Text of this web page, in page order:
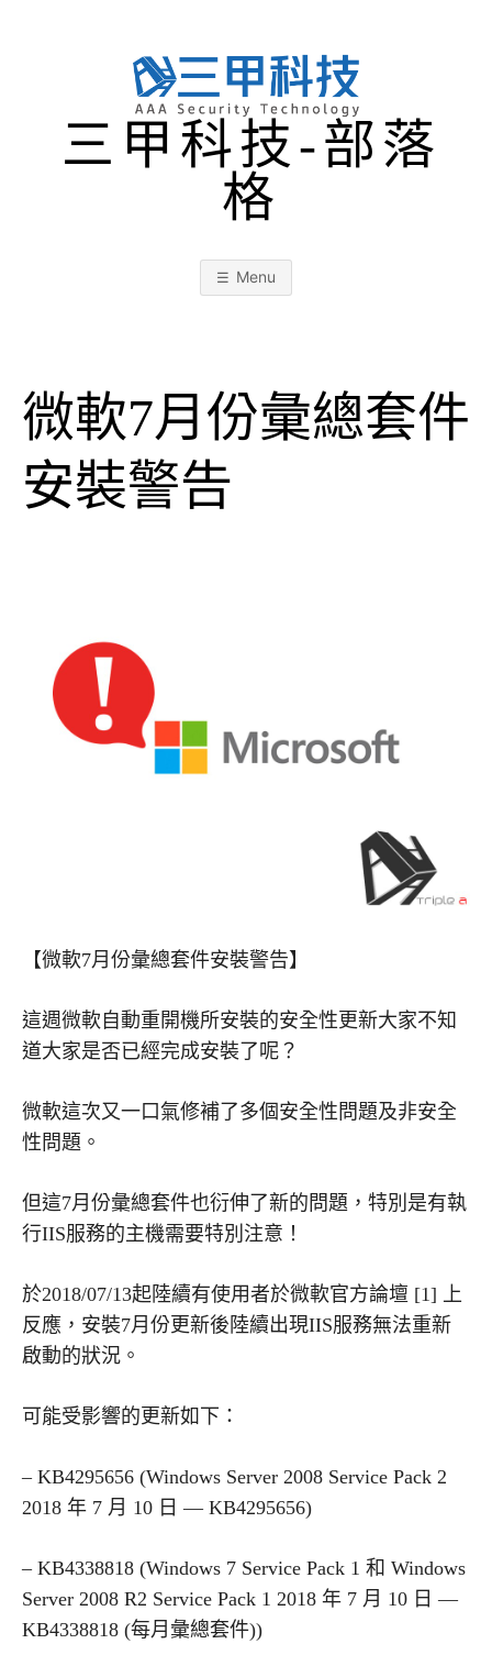
三甲科技-部落
格
Menu
微軟7月份彙總套件
安裝警告
【微軟7月份彙總套件安裝警告】
這週微軟自動重開機所安裝的安全性更新大家不知
道大家是否已經完成安裝了呢？
微軟這次又一口氣修補了多個安全性問題及非安全
性問題。
但這7月份彙總套件也衍伸了新的問題，特別是有執
行IIS服務的主機需要特別注意！
於2018/07/13起陸續有使用者於微軟官方論壇 [1] 上
反應，安裝7月份更新後陸續出現IIS服務無法重新
啟動的狀況。
可能受影響的更新如下：
– KB4295656 (Windows Server 2008 Service Pack 2
2018 年 7 月 10 日 — KB4295656)
– KB4338818 (Windows 7 Service Pack 1 和 Windows
Server 2008 R2 Service Pack 1 2018 年 7 月 10 日 —
KB4338818 (每月彙總套件))